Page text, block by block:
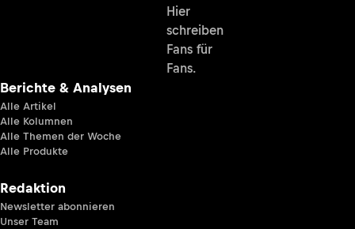
Hier
schreiben
Fans für
Fans.
Berichte & Analysen
Alle Artikel
Alle Kolumnen
Alle Themen der Woche
Alle Produkte
Redaktion
Newsletter abonnieren
Unser Team